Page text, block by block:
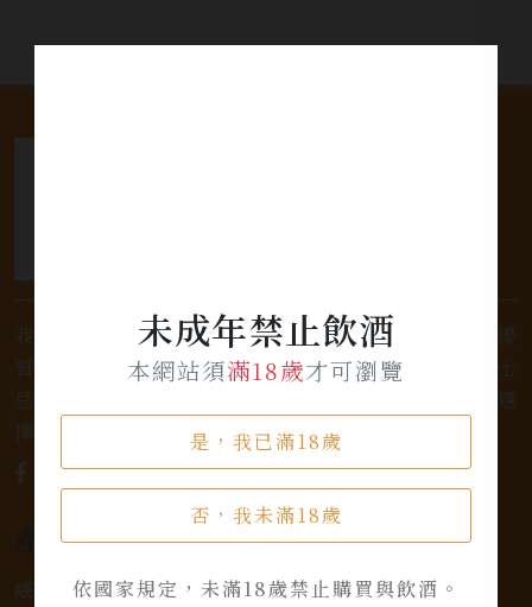
未成年禁止飲酒
本網站須滿18歲才可瀏覽
是，我已滿18歲
否，我未滿18歲
依國家規定，未滿18歲禁止購買與飲酒。
我們是專業銷售威士忌及各式酒類的店家，為您提供優
質的選擇和卓越的服務。不論您是熱愛品味經典的威士
忌，或者尋求一款特殊的葡萄酒，我們都有廣泛的選
擇，滿足您的個人口味和喜好。
產品類別
威士忌